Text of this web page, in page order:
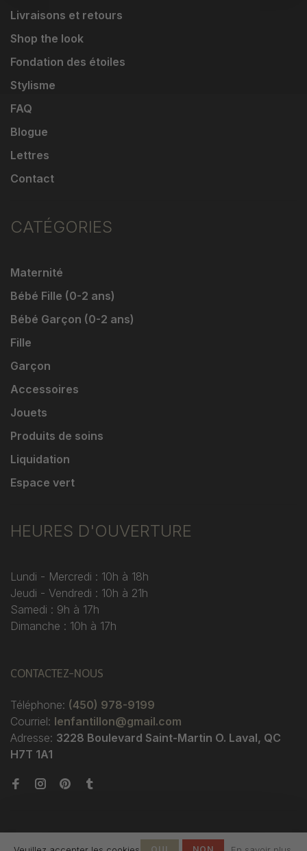
Livraisons et retours
Shop the look
Fondation des étoiles
Stylisme
FAQ
Blogue
Lettres
Contact
CATÉGORIES
Maternité
Bébé Fille (0-2 ans)
Bébé Garçon (0-2 ans)
Fille
Garçon
Accessoires
Jouets
Produits de soins
Liquidation
Espace vert
HEURES D'OUVERTURE
Lundi - Mercredi : 10h à 18h
Jeudi - Vendredi : 10h à 21h
Samedi : 9h à 17h
Dimanche : 10h à 17h
CONTACTEZ-NOUS
Téléphone: (450) 978-9199
Courriel: lenfantillon@gmail.com
Adresse: 3228 Boulevard Saint-Martin O. Laval, QC
H7T 1A1